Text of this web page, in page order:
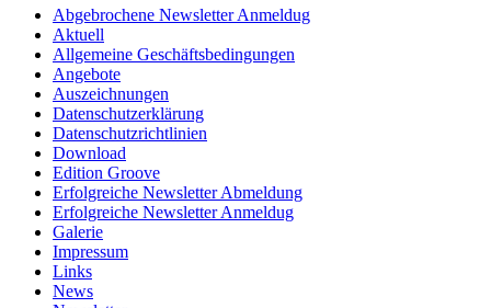
Abgebrochene Newsletter Anmeldug
Aktuell
Allgemeine Geschäftsbedingungen
Angebote
Auszeichnungen
Datenschutzerklärung
Datenschutzrichtlinien
Download
Edition Groove
Erfolgreiche Newsletter Abmeldung
Erfolgreiche Newsletter Anmeldug
Galerie
Impressum
Links
News